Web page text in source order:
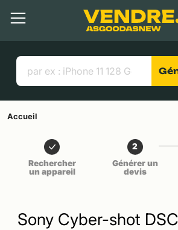
Contenu principal
Menu
Liens utiles
Accueil
Rechercher
un appareil
2
Générer un
devis
Sony Cyber-shot